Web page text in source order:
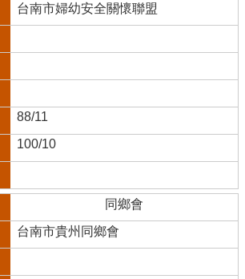
台南市婦幼安全關懷聯盟
88/11
100/10
同鄉會
台南市貴州同鄉會